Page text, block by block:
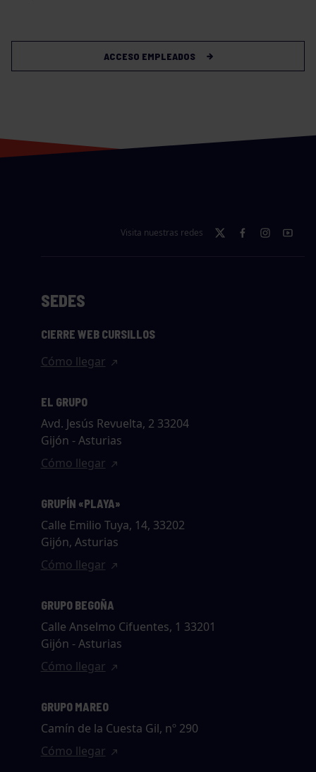
ACCESO EMPLEADOS
Visita nuestras redes
SEDES
CIERRE WEB CURSILLOS
Cómo llegar
EL GRUPO
Avd. Jesús Revuelta, 2 33204
Gijón - Asturias
Cómo llegar
GRUPÍN «PLAYA»
Calle Emilio Tuya, 14, 33202
Gijón, Asturias
Cómo llegar
GRUPO BEGOÑA
Calle Anselmo Cifuentes, 1 33201
Gijón - Asturias
Cómo llegar
GRUPO MAREO
Camín de la Cuesta Gil, nº 290
Cómo llegar